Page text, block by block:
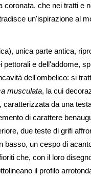
coronata, che nei tratti e
un'ispirazione al
unica parte antica,
pettorali e dell'addome,
dell'ombelico: si
musculata, la cui
caratterizzata da una
di carattere
due teste di grifi
basso, un cespo di
che, con il loro
il profilo